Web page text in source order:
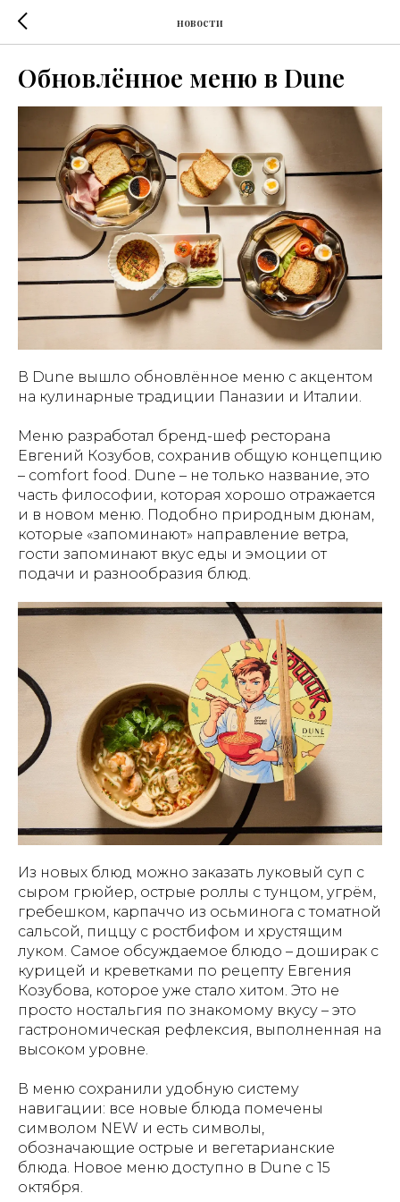
новости
Обновлённое меню в Dune
В Dune вышло обновлённое меню с акцентом
на кулинарные традиции Паназии и Италии.
Меню разработал бренд-шеф ресторана
Евгений Козубов, сохранив общую концепцию
– comfort food. Dune – не только название, это
часть философии, которая хорошо отражается
и в новом меню. Подобно природным дюнам,
которые «запоминают» направление ветра,
гости запоминают вкус еды и эмоции от
подачи и разнообразия блюд.
Из новых блюд можно заказать луковый суп с
сыром грюйер, острые роллы с тунцом, угрём,
гребешком, карпаччо из осьминога с томатной
сальсой, пиццу с ростбифом и хрустящим
луком. Самое обсуждаемое блюдо – доширак с
курицей и креветками по рецепту Евгения
Козубова, которое уже стало хитом. Это не
просто ностальгия по знакомому вкусу – это
гастрономическая рефлексия, выполненная на
высоком уровне.
В меню сохранили удобную систему
навигации: все новые блюда помечены
символом NEW и есть символы,
обозначающие острые и вегетарианские
блюда. Новое меню доступно в Dune с 15
октября.